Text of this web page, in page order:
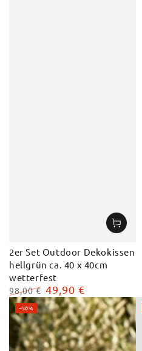
2er Set Outdoor Dekokissen
hellgrün ca. 40 x 40cm
wetterfest
Regulärer
Preis
98,00 €
Verkaufspreis
49,90 €
–50%